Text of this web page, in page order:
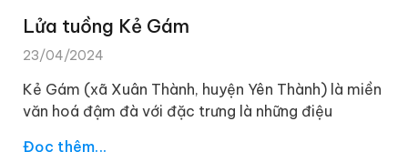
Lửa tuồng Kẻ Gám
23/04/2024
Kẻ Gám (xã Xuân Thành, huyện Yên Thành) là miền
văn hoá đậm đà với đặc trưng là những điệu
Đọc thêm...